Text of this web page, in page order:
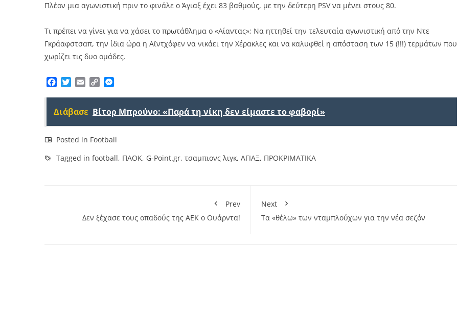
Πλέον μια αγωνιστική πριν το φινάλε ο Άγιαξ έχει 83 βαθμούς, με την δεύτερη PSV να μένει στους 80.
Τι πρέπει να γίνει για να χάσει το πρωτάθλημα ο «Αίαντας»; Να ηττηθεί την τελευταία αγωνιστική από την Ντε
Γκράαφστσαπ, την ίδια ώρα η Αϊντχόφεν να νικάει την Χέρακλες και να καλυφθεί η απόσταση των 15 (!!!) τερμάτων που
χωρίζει τις δυο ομάδες.
Facebook
TwitterEmailCopy
Διάβασε Βίτορ Μπρούνο: «Παρά τη νίκη δεν είμαστε το φαβορί»
Posted in Football
Tagged in football, ΠΑΟΚ, G-Point.gr, τσαμπιονς λιγκ, ΑΓΙΑΞ, ΠΡΟΚΡΙΜΑΤΙΚΑ
Prev
Δεν ξέχασε τους οπαδούς της ΑΕΚ ο Ουάρντα!
Next
Τα «θέλω» των νταμπλούχων για την νέα σεζόν